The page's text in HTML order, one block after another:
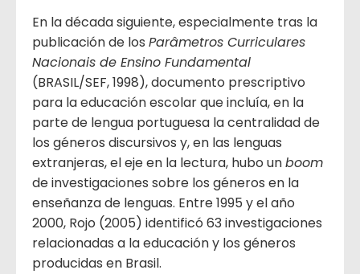
En la década siguiente, especialmente tras la
publicación de los Parâmetros Curriculares
Nacionais de Ensino Fundamental
(BRASIL/SEF, 1998), documento prescriptivo
para la educación escolar que incluía, en la
parte de lengua portuguesa la centralidad de
los géneros discursivos y, en las lenguas
extranjeras, el eje en la lectura, hubo unboom
de investigaciones sobre los géneros en la
enseñanza de lenguas. Entre 1995 y el año
2000, Rojo (2005) identificó 63 investigaciones
relacionadas a la educación y los géneros
producidas en Brasil.